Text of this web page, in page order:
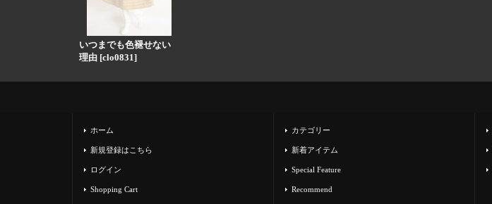
いつまでも色褪せない
理由 [clo0831]
ホーム
新規登録はこちら
ログイン
Shopping Cart
カテゴリー
新着アイテム
Special Feature
Recommend